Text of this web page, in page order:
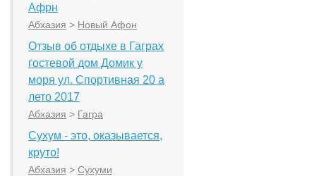
Афрн
Абхазия > Новый Афон
Отзыв об отдыхе в Гаграх
гостевой дом Домик у
моря ул. Спортивная 20 а
лето 2017
Абхазия > Гагра
Сухум - это, оказывается,
круто!
Абхазия > Сухуми